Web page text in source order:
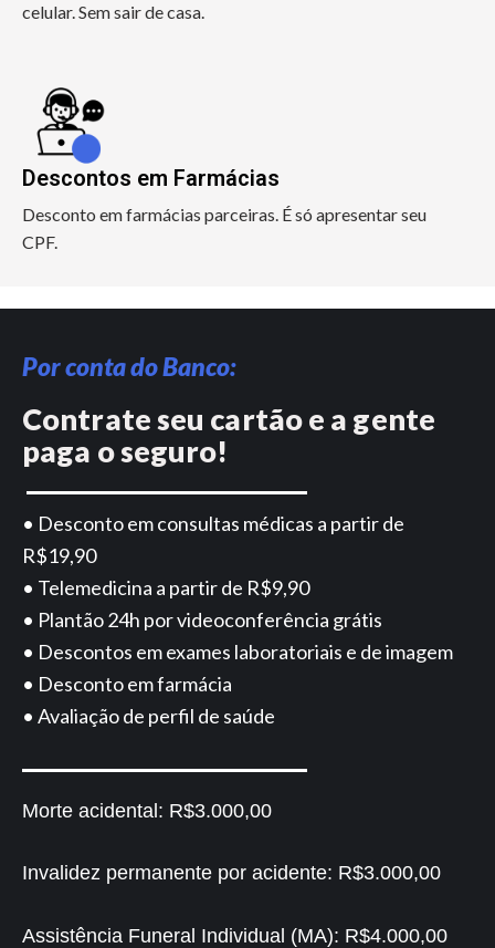
celular. Sem sair de casa.
Descontos em Farmácias
Desconto em farmácias parceiras. É só apresentar seu
CPF.
Por conta do Banco:
Contrate seu cartão e a gente
paga o seguro!
• Desconto em consultas médicas a partir de
R$19,90
• Telemedicina a partir de R$9,90
• Plantão 24h por videoconferência grátis
• Descontos em exames laboratoriais e de imagem
• Desconto em farmácia
• Avaliação de perfil de saúde
Morte acidental: R$3.000,00
Invalidez permanente por acidente: R$3.000,00
Assistência Funeral Individual (MA): R$4.000,00